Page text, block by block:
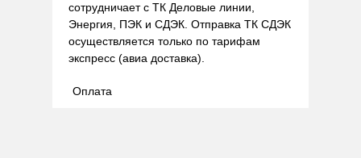
сотрудничает с ТК Деловые линии,
Энергия, ПЭК и СДЭК. Отправка ТК СДЭК
осуществляется только по тарифам
экспресс (авиа доставка).
Оплата